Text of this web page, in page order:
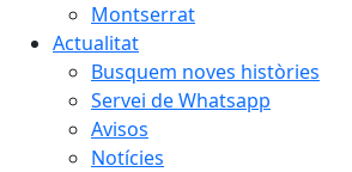
Montserrat
Actualitat
Busquem noves històries
Servei de Whatsapp
Avisos
Notícies